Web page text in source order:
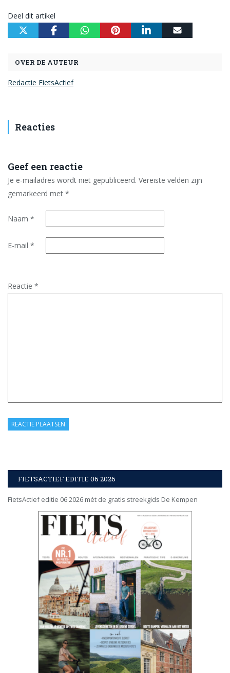
Deel dit artikel
OVER DE AUTEUR
Redactie FietsActief
Reacties
Geef een reactie
Je e-mailadres wordt niet gepubliceerd. Vereiste velden zijn
gemarkeerd met *
Naam *
E-mail *
Reactie *
FIETSACTIEF EDITIE 06 2026
FietsActief editie 06 2026 mét de gratis streekgids De Kempen